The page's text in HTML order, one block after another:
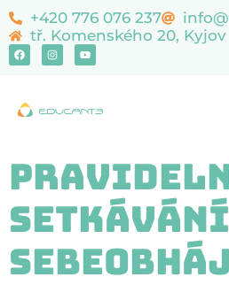
content
+420 776 076 237
tř. Komenského 20, Kyjov